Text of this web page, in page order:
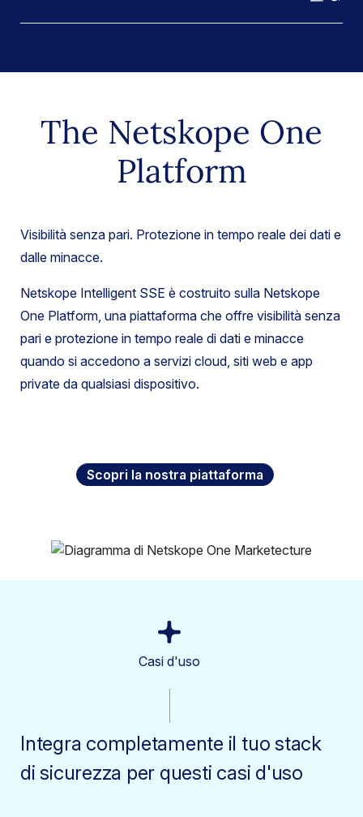
The Netskope One
Platform
Visibilità senza pari. Protezione in tempo reale dei dati e
dalle minacce.
Netskope Intelligent SSE è costruito sulla Netskope
One Platform, una piattaforma che offre visibilità senza
pari e protezione in tempo reale di dati e minacce
quando si accedono a servizi cloud, siti web e app
private da qualsiasi dispositivo.
Scopri la nostra piattaforma
Casi d'uso
Integra completamente il tuo stack
di sicurezza per questi casi d'uso